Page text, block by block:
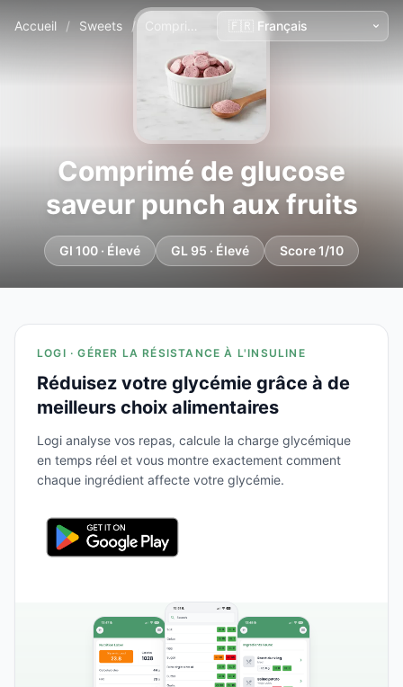
Accueil / Sweets / Comprimé de glucose saveur punch aux fruits
Comprimé de glucose
saveur punch aux fruits
GI 100 · Élevé GL 95 · Élevé Score 1/10
LOGI · GÉRER LA RÉSISTANCE À L'INSULINE
Réduisez votre glycémie grâce à de
meilleurs choix alimentaires
Logi analyse vos repas, calcule la charge glycémique
en temps réel et vous montre exactement comment
chaque ingrédient affecte votre glycémie.